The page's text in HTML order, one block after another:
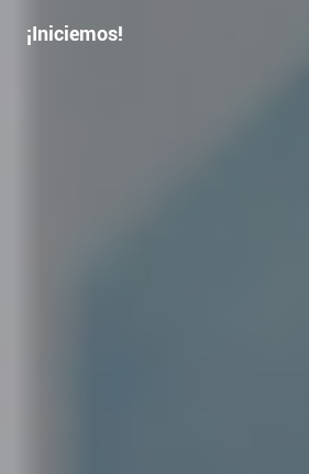
¡Iniciemos!